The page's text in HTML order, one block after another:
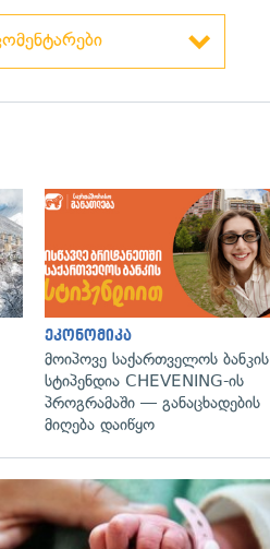
გადახედვა
ეკონომიკა
მოიპოვე საქართველოს ბანკის
სტიპენდია CHEVENING-ის
პროგრამაში — განაცხადების
მიღება დაიწყო